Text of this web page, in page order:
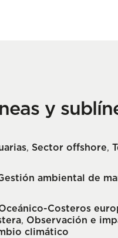
y
, Sector offshore,
ambiental de
Costeros
, Observación e
climático